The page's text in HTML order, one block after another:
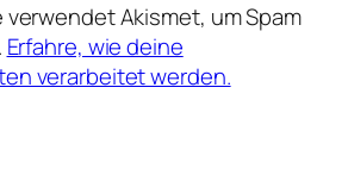
verwendet Akismet, um Spam
Erfahre, wie deine
verarbeitet werden.